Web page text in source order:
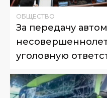
ОБЩЕСТВО
За передачу
уголовную